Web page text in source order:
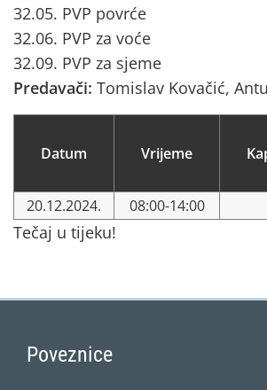
32.05. PVP povrće
32.06. PVP za voće
32.09. PVP za sjeme
Predavači: Tomislav Kovačić,
Datum Vrijeme
20.12.2024. 08:00-14:00
Tečaj u tijeku!
Poveznice